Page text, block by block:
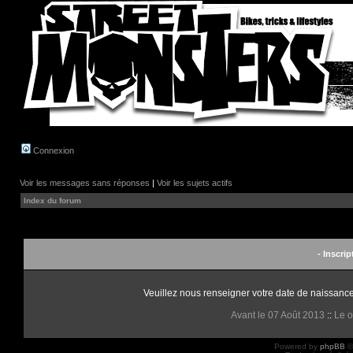
Connexion
Voir les messages sans réponses | Voir les sujets actifs
Index du forum
-
Veuillez nous renseigner votre date de
Avant le 07 Août 2013 :: Le
Powered by phpBB